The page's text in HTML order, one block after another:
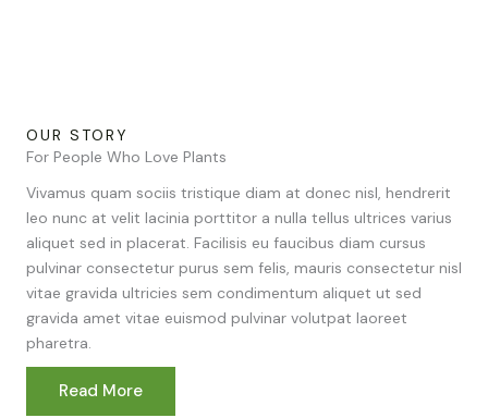
OUR STORY
For People Who Love Plants
Vivamus quam sociis tristique diam at donec nisl, hendrerit
leo nunc at velit lacinia porttitor a nulla tellus ultrices varius
aliquet sed in placerat. Facilisis eu faucibus diam cursus
pulvinar consectetur purus sem felis, mauris consectetur nisl
vitae gravida ultricies sem condimentum aliquet ut sed
gravida amet vitae euismod pulvinar volutpat laoreet
pharetra.
Read More